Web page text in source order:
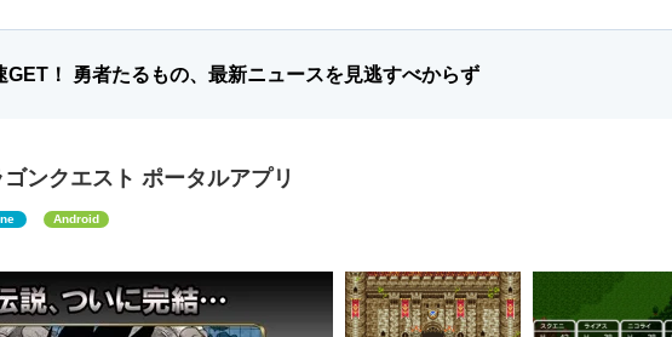
GET！ 勇者たるもの、最新ニュースを見逃すべからず
ゴンクエスト ポータルアプリ
Android